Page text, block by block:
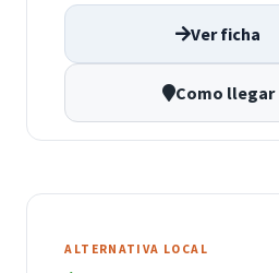
Ver ficha
Como llegar
ALTERNATIVA LOCAL